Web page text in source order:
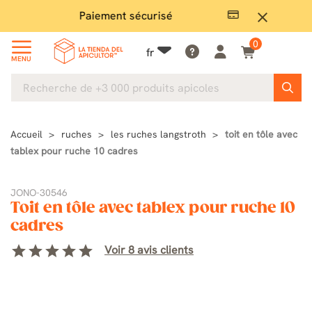
close
Paiement sécurisé
MENU fr
0
Accueil ruches les ruches langstroth
toit en tôle avec
tablex pour ruche 10 cadres
JONO-30546
Toit en tôle avec tablex pour ruche 10
cadres
starstarstarstarstar Voir 8 avis clients